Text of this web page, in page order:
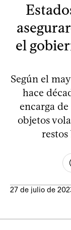
el
Según el
hace
encarga
objetos
restos
27 de julio de